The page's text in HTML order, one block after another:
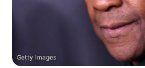
Getty Images